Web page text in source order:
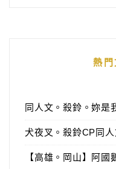
熱門
同人文。殺鈴。妳是
犬夜叉。殺鈴CP同
【高雄。岡山】阿